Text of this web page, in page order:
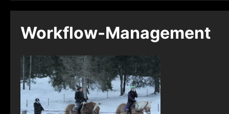
Workflow-Management